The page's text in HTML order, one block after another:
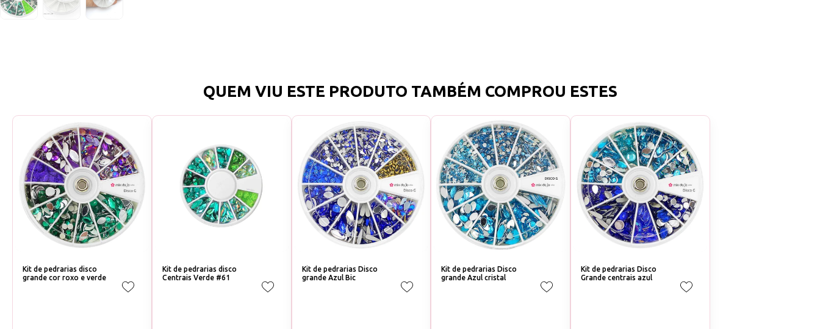
QUEM VIU ESTE PRODUTO TAMBÉM COMPROU ESTES
Kit de pedrarias disco
grande cor roxo e verde
Kit de pedrarias disco
Centrais Verde #61
Kit de pedrarias Disco
grande Azul Bic
Kit de pedrarias Disco
grande Azul cristal
Kit de pedrarias Disco
Grande centrais azul